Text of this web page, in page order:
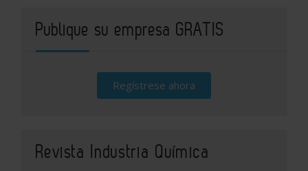
Publique su empresa GRATIS
Regístrese ahora
Revista Industria Química